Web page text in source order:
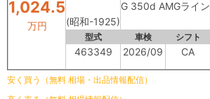
1,024.5
万円 (昭和-1925)
G 350d AMGライン
型式 車検 シフト
463349 2026/09 CA
安く買う（無料 相場・出品情報配信）